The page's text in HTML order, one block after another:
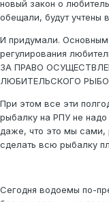
новый закон о
обещали, будут учтены
И придумали. Основным
регулирования
ЗА ПРАВО
ЛЮБИТЕЛЬСКОГО
При этом все эти
рыбалку на РПУ не
даже, что это мы сами,
сделать всю рыбалку
Сегодня водоемы по-